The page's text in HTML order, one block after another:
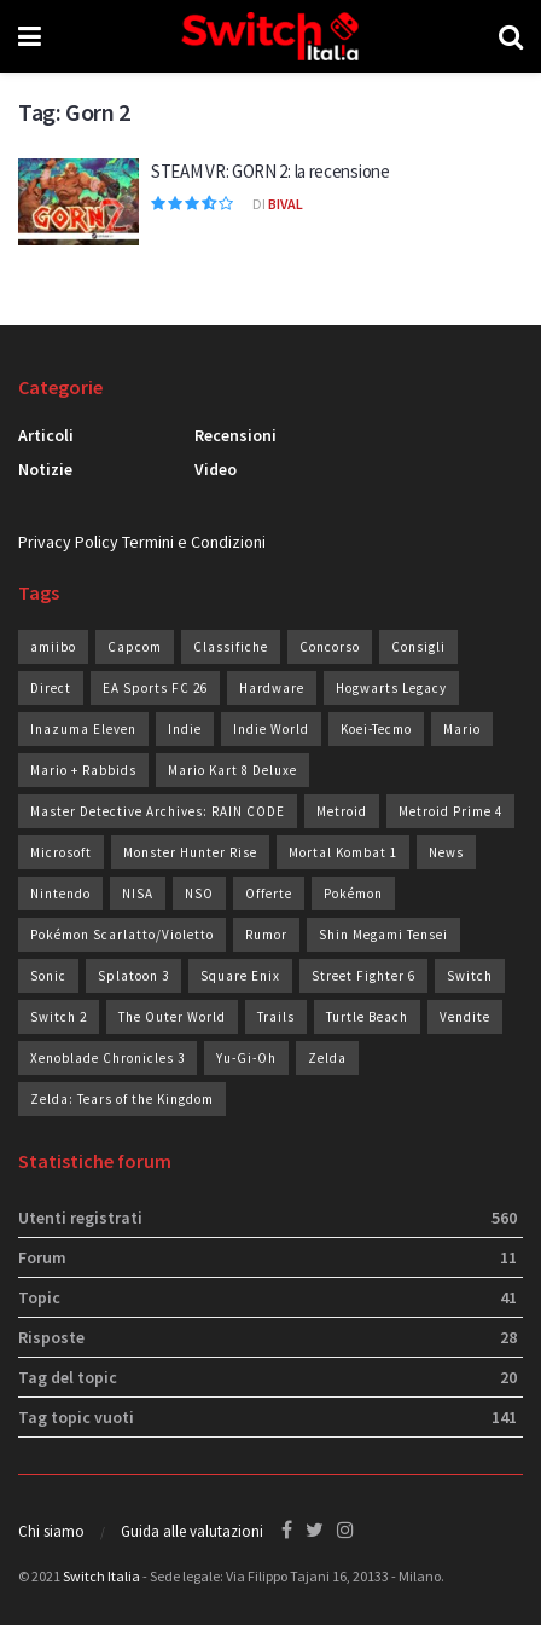
Tag: Gorn 2
STEAM VR: GORN 2: la recensione
DI BIVAL
Categorie
Articoli
Notizie
Recensioni
Video
Privacy PolicyTermini e Condizioni
Tags
amiibo Capcom Classifiche Concorso Consigli
Direct EA Sports FC 26 Hardware Hogwarts Legacy
Inazuma Eleven Indie Indie World Koei-Tecmo Mario
Mario + Rabbids Mario Kart 8 Deluxe
Master Detective Archives: RAIN CODE Metroid Metroid Prime 4
Microsoft Monster Hunter Rise Mortal Kombat 1 News
Nintendo NISA NSO Offerte Pokémon
Pokémon Scarlatto/Violetto Rumor Shin Megami Tensei
Sonic Splatoon 3 Square Enix Street Fighter 6 Switch
Switch 2 The Outer World Trails Turtle Beach Vendite
Xenoblade Chronicles 3 Yu-Gi-Oh Zelda
Zelda: Tears of the Kingdom
Statistiche forum
Utenti registrati
560
Forum
11
Topic
41
Risposte
28
Tag del topic
20
Tag topic vuoti
141
Chi siamo Guida alle valutazioni
© 2021Switch Italia - Sede legale: Via Filippo Tajani 16, 20133 - Milano.